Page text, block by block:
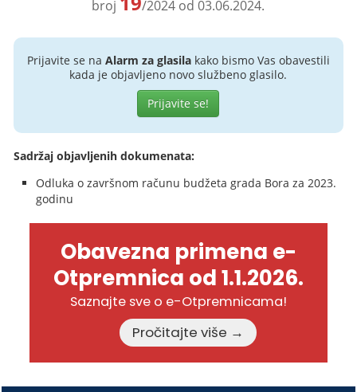
broj /2024 od 03.06.2024.
Prijavite se na Alarm za glasilakako bismo Vas obavestili
kada je objavljeno novo službeno glasilo.
Prijavite se!
Sadržaj objavljenih dokumenata:
Odluka o završnom računu budžeta grada Bora za 2023.
godinu
Obavezna primena e-
Otpremnica od 1.1.2026.
Saznajte sve o e-Otpremnicama!
Pročitajte više →